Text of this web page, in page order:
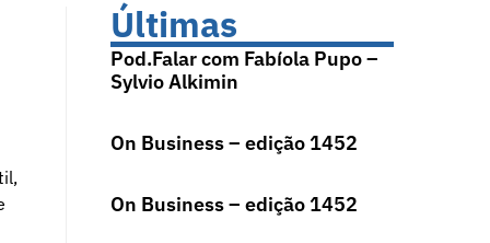
Últimas
Pod.Falar com Fabíola Pupo –
Sylvio Alkimin
On Business – edição 1452
On Business – edição 1452